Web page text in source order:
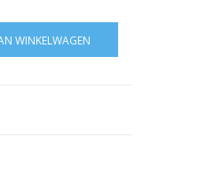
WINKELWAGEN